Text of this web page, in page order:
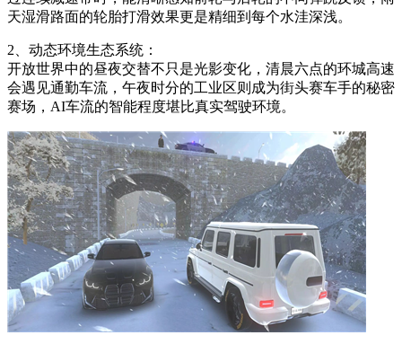
天湿滑路面的轮胎打滑效果更是精细到每个水洼深浅。
2、动态环境生态系统：
开放世界中的昼夜交替不只是光影变化，清晨六点的环城高速
会遇见通勤车流，午夜时分的工业区则成为街头赛车手的秘密
赛场，AI车流的智能程度堪比真实驾驶环境。